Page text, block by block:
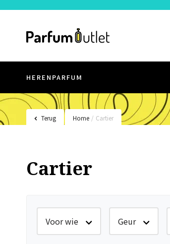
HERENPARFUM
Terug Home / Cartier
Cartier
Voor wie Geur